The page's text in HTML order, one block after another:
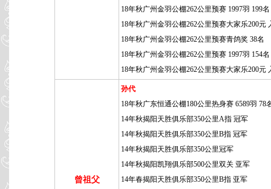
18年秋广州金羽公棚262公里预赛 1997羽 199名
18年秋广州金羽公棚262公里预赛大家乐200元
18年秋广州金羽公棚262公里预赛青鸽奖 38名
18年秋广州金羽公棚262公里预赛 1997羽 154名
18年秋广州金羽公棚262公里预赛大家乐200元
曾祖父
孙代
18年秋广东恒通公棚180公里热身赛 6589羽 78
14年秋揭阳天胜俱乐部350公里A指 冠军
14年秋揭阳天胜俱乐部350公里B指 冠军
14年秋揭阳天胜俱乐部350公里冠军
14年秋揭阳凯翔俱乐部500公里双关 亚军
14年春揭阳天胜俱乐部350公里B指 亚军